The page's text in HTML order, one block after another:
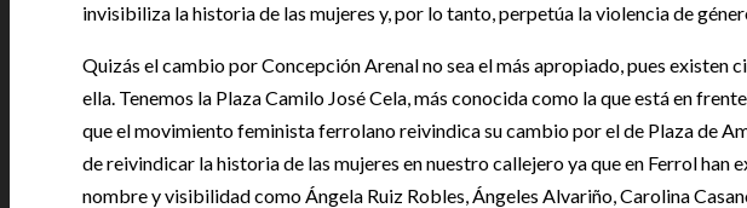
invisibiliza la historia de las mujeres y, por lo tanto, perpetúa la violencia de
Quizás el cambio por Concepción Arenal no sea el más apropiado, pues existen
ella. Tenemos la Plaza Camilo José Cela, más conocida como la que está en
que el movimiento feminista ferrolano reivindica su cambio por el de Plaza de
de reivindicar la historia de las mujeres en nuestro callejero ya que en Ferrol han
nombre y visibilidad como Ángela Ruiz Robles, Ángeles Alvariño, Carolina